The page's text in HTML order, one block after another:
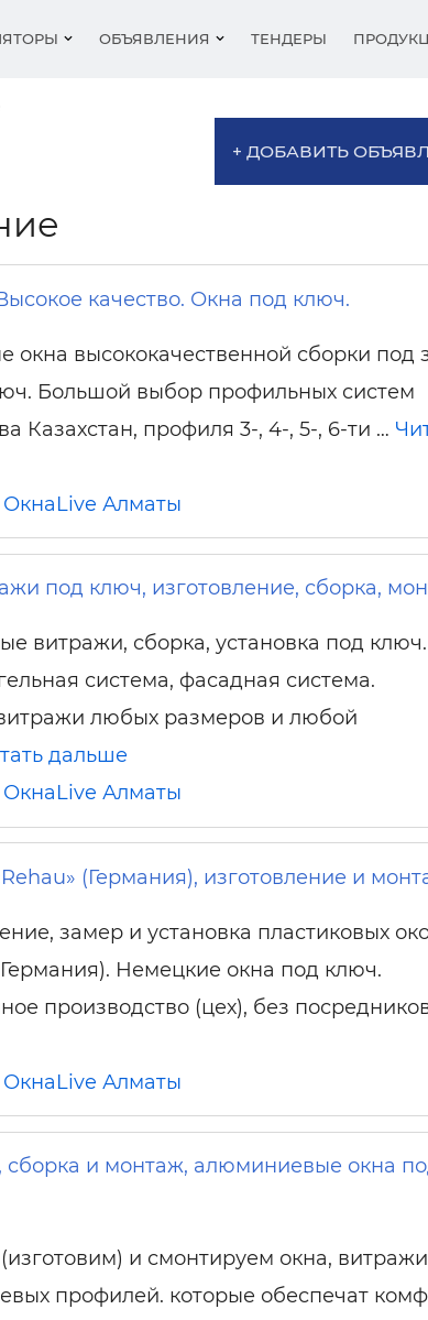
Алюминиевые окна
Стеклопакеты
Поставщики
ОБЪЯВЛЕНИЯ
Балконы
Москитные сетки
Решетки
Разное,
ТЕНДЕРЫ
Балконы
Двери межкомнатные
Решетки
Отливы
Шторы-жалюзи
Выставки
Статьи
+ ДОБАВИТЬ
качество. Окна под ключ.
окна высококачественной сборки под
Большой выбор профильных систем
Казахстан, профиля 3-, 4-, 5-, 6-ти …
ОкнаLive Алматы
под ключ, изготовление, сборка,
витражи, сборка, установка под ключ.
система, фасадная система.
любых размеров и любой
дальше
ОкнаLive Алматы
(Германия), изготовление и
замер и установка пластиковых
Немецкие окна под ключ.
производство (цех), без
ОкнаLive Алматы
и монтаж, алюминиевые окна
и смонтируем окна,
профилей. которые обеспечат